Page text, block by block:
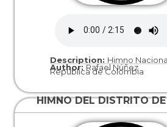
Author:Rafael Núñez
Description: Himno
República de Colombia
HIMNO DEL DISTRITO